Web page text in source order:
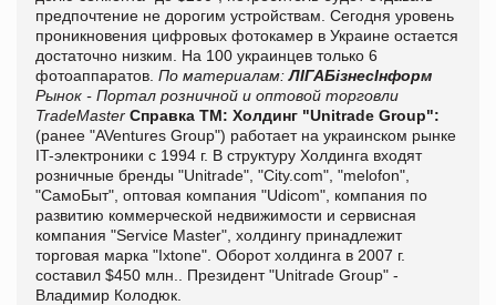
предпочтение не дорогим устройствам. Сегодня уровень
проникновения цифровых фотокамер в Украине остается
достаточно низким. На 100 украинцев только 6
фотоаппаратов. По материалам:ЛІГАБізнесІнформ
Рынок - Портал розничной и оптовой торговли
TradeMaster Справка ТМ: Холдинг "Unitrade Group":
(ранее "AVentures Group") работает на украинском рынке
IT-электроники с 1994 г. В структуру Холдинга входят
розничные бренды "Unitrade", "City.com", "melofon",
"СамоБыт", оптовая компания "Udicom", компания по
развитию коммерческой недвижимости и сервисная
компания "Service Master", холдингу принадлежит
торговая марка "Ixtone". Оборот холдинга в 2007 г.
составил $450 млн.. Президент "Unitrade Group" -
Владимир Колодюк.